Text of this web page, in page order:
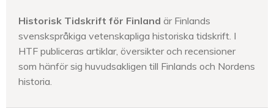
Historisk Tidskrift för Finland är Finlands
svenskspråkiga vetenskapliga historiska tidskrift. I
HTF publiceras artiklar, översikter och recensioner
som hänför sig huvudsakligen till Finlands och Nordens
historia.